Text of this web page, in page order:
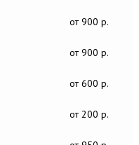
от 900 р.
от 900 р.
от 600 р.
от 200 р.